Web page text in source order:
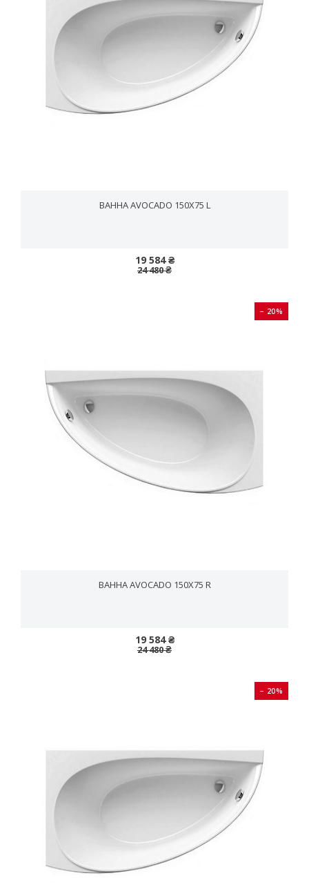
ВАННА AVOCADO 150X75 L
19 584 ₴
24 480 ₴
− 20%
ВАННА AVOCADO 150X75 R
19 584 ₴
24 480 ₴
− 20%